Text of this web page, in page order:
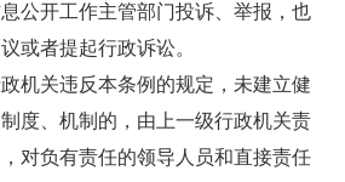
公开工作主管部门投诉、举报，也
或者提起行政诉讼。
机关违反本条例的规定，未建立健
度、机制的，由上一级行政机关责
对负有责任的领导人员和直接责任